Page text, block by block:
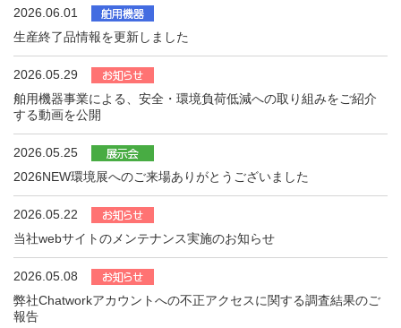
2026.06.01
生産終了品情報を更新しました
2026.05.29
舶用機器事業による、安全・環境負荷低減への取り組みをご紹介
する動画を公開
2026.05.25
2026NEW環境展へのご来場ありがとうございました
2026.05.22
当社webサイトのメンテナンス実施のお知らせ
2026.05.08
弊社Chatworkアカウントへの不正アクセスに関する調査結果のご
報告